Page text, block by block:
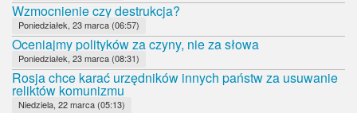
Wzmocnienie czy destrukcja?
Poniedziałek, 23 marca (06:57)
Oceniajmy polityków za czyny, nie za słowa
Poniedziałek, 23 marca (08:31)
Rosja chce karać urzędników innych państw za usuwanie
reliktów komunizmu
Niedziela, 22 marca (05:13)